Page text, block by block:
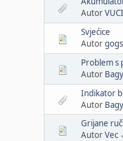
Autor
Svjećice
Autorgogs
Problem s
Autor Bagy
Indikator
Autor Bagy
Grijane
AutorVec